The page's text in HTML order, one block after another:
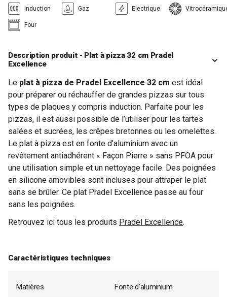
Induction Gaz Electrique
Four
Description produit - Plat à pizza 32 cm Pradel
Excellence
Le plat à pizza de Pradel Excellence 32 cm est idéal
pour préparer ou réchauffer de grandes pizzas sur tous
types de plaques y compris induction. Parfaite pour les
pizzas, il est aussi possible de l’utiliser pour les tartes
salées et sucrées, les crêpes bretonnes ou les omelettes.
Le plat à pizza est en fonte d’aluminium avec un
revêtement antiadhérent « Façon Pierre » sans PFOA pour
une utilisation simple et un nettoyage facile. Des poignées
en silicone amovibles sont incluses pour attraper le plat
sans se brûler. Ce plat Pradel Excellence passe au four
sans les poignées.
Retrouvez ici tous les produits Pradel Excellence.
Caractéristiques techniques
Matières Fonte d'aluminium